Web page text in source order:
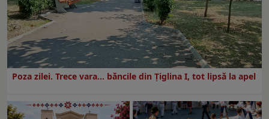
Poza zilei. Trece vara… băncile din Ţiglina I, tot lipsă la apel